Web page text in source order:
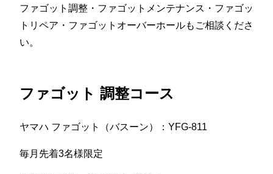
ファゴット調整・ファゴットメンテナンス・ファゴッ
トリペア・ファゴットオーバーホールもご相談くださ
い。
ファゴット 調整コース
ヤマハ ファゴット（バスーン）：YFG-811
毎月先着3名様限定